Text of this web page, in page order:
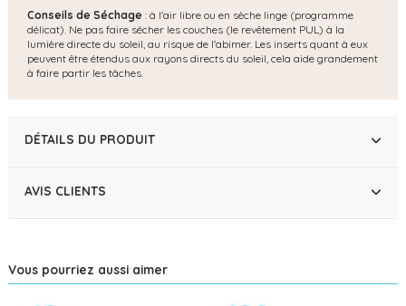
Conseils de Séchage : à l'air libre ou en sèche linge (programme
délicat). Ne pas faire sécher les couches (le revêtement PUL) à la
lumière directe du soleil, au risque de l'abimer. Les inserts quant à eux
peuvent être étendus aux rayons directs du soleil, cela aide grandement
à faire partir les tâches.
DÉTAILS DU PRODUIT
AVIS CLIENTS
Vous pourriez aussi aimer